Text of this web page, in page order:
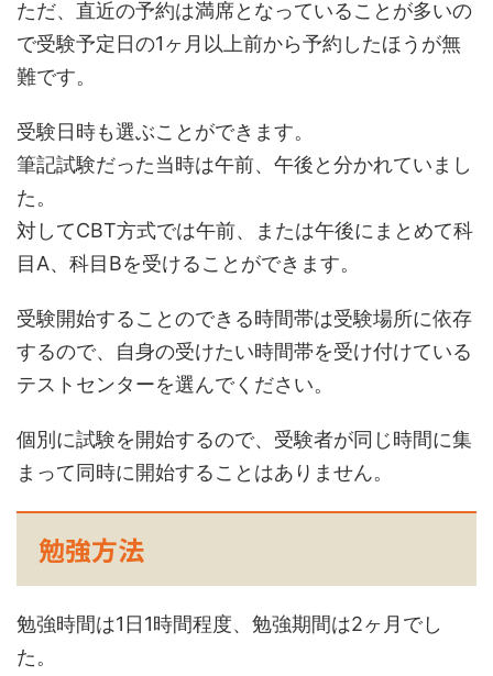
ただ、直近の予約は満席となっていることが多いの
で受験予定日の1ヶ月以上前から予約したほうが無
難です。
受験日時も選ぶことができます。
筆記試験だった当時は午前、午後と分かれていまし
た。
対してCBT方式では午前、または午後にまとめて科
目A、科目Bを受けることができます。
受験開始することのできる時間帯は受験場所に依存
するので、自身の受けたい時間帯を受け付けている
テストセンターを選んでください。
個別に試験を開始するので、受験者が同じ時間に集
まって同時に開始することはありません。
勉強方法
勉強時間は1日1時間程度、勉強期間は2ヶ月でし
た。